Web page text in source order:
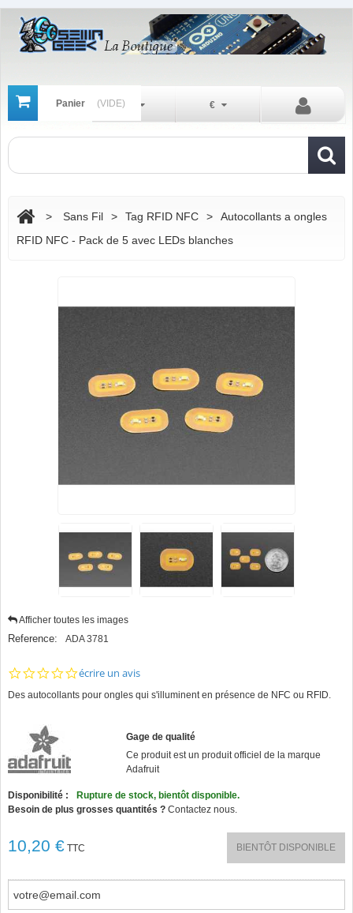
Panier (VIDE) €
Fr
> Sans Fil > Tag RFID NFC >
Autocollants a ongles
RFID NFC - Pack de 5 avec LEDs blanches
Afficher toutes les images
Reference: ADA 3781
0.0
rating
écrire un avis
Des autocollants pour ongles qui s'illuminent en présence de NFC ou RFID.
Gage de qualité
Ce produit est un produit officiel de la marque
Adafruit
Disponibilité :
Rupture de stock, bientôt disponible.
Besoin de plus grosses quantités ?Contactez nous.
10,20 € TTC BIENTÔT DISPONIBLE